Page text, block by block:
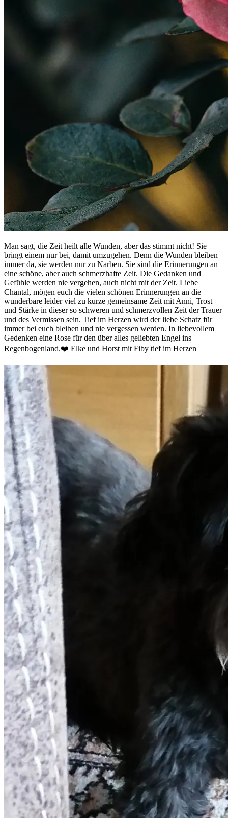
Man sagt, die Zeit heilt alle Wunden, aber das stimmt nicht! Sie
bringt einem nur bei, damit umzugehen. Denn die Wunden bleiben
immer da, sie werden nur zu Narben. Sie sind die Erinnerungen an
eine schöne, aber auch schmerzhafte Zeit. Die Gedanken und
Gefühle werden nie vergehen, auch nicht mit der Zeit. Liebe
Chantal, mögen euch die vielen schönen Erinnerungen an die
wunderbare leider viel zu kurze gemeinsame Zeit mit Anni, Trost
und Stärke in dieser so schweren und schmerzvollen Zeit der Trauer
und des Vermissen sein. Tief im Herzen wird der liebe Schatz für
immer bei euch bleiben und nie vergessen werden. In liebevollem
Gedenken eine Rose für den über alles geliebten Engel ins
Regenbogenland.❤️ Elke und Horst mit Fiby tief im Herzen